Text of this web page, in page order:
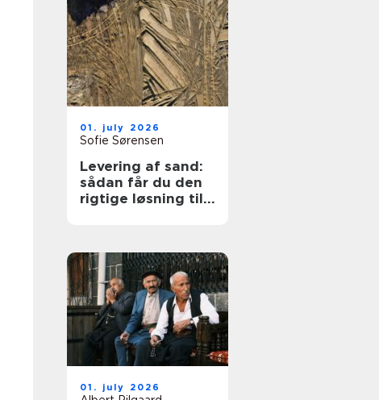
01. july 2026
Sofie Sørensen
Levering af sand:
sådan får du den
rigtige løsning til
01. july 2026